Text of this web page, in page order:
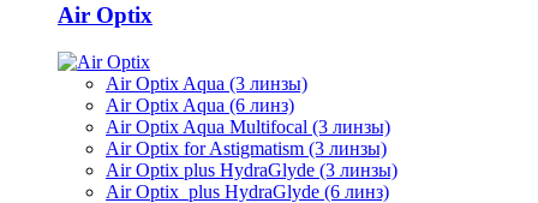
Air Optix
Air Optix Aqua (3 линзы)
Air Optix Aqua (6 линз)
Air Optix Aqua Multifocal (3 линзы)
Air Optix for Astigmatism (3 линзы)
Air Optix plus HydraGlyde (3 линзы)
Air Optix plus HydraGlyde (6 линз)